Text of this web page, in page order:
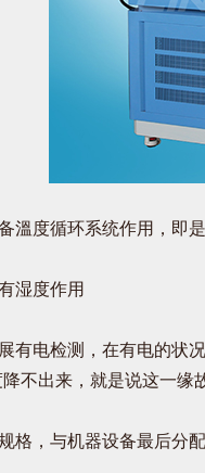
度循环系统作用，即是
湿度作用
电检测，在有电的状
不出来，就是说这一缘
，与机器设备最后分配